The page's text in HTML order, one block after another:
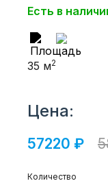
Есть в
35 м2
Цена:
57220 ₽
Количество